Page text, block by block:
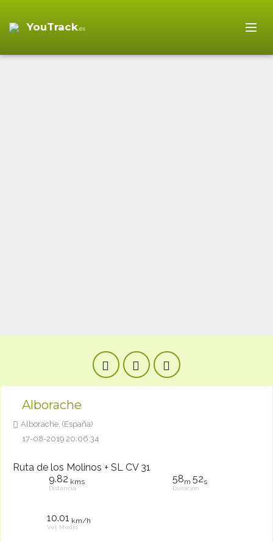
YouTrack.es
Alborache
Alborache, (España)
17-08-2019 20:06:34
Ruta de los Molinos + SL CV 31
9.82 kms
Distancia
58m 52s
Duración
10.01 km/h
Vel. Media